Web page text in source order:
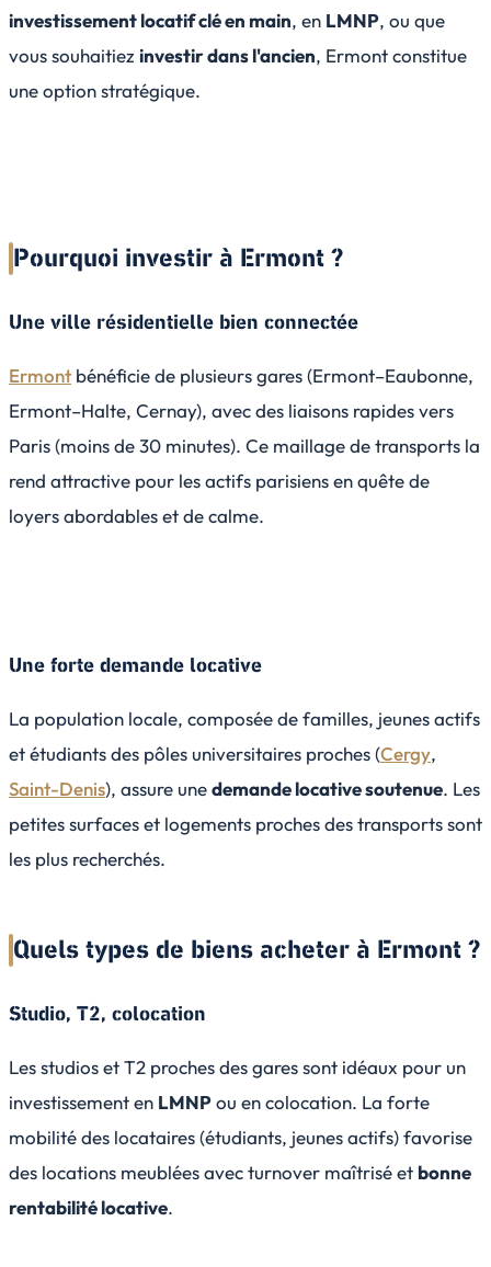
investissement locatif clé en main, en LMNP, ou que
vous souhaitiez investir dans l'ancien, Ermont constitue
une option stratégique.
Pourquoi investir à Ermont ?
Une ville résidentielle bien connectée
Ermont bénéficie de plusieurs gares (Ermont–Eaubonne,
Ermont–Halte, Cernay), avec des liaisons rapides vers
Paris (moins de 30 minutes). Ce maillage de transports la
rend attractive pour les actifs parisiens en quête de
loyers abordables et de calme.
Une forte demande locative
La population locale, composée de familles, jeunes actifs
et étudiants des pôles universitaires proches (Cergy,
Saint-Denis), assure unedemande locative soutenue. Les
petites surfaces et logements proches des transports sont
les plus recherchés.
Quels types de biens acheter à Ermont ?
Studio, T2, colocation
Les studios et T2 proches des gares sont idéaux pour un
investissement en LMNPou en colocation. La forte
mobilité des locataires (étudiants, jeunes actifs) favorise
des locations meublées avec turnover maîtrisé et bonne
rentabilité locative.